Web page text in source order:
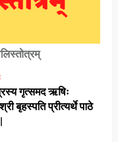
गृत्समद ऋषिः
बृहस्पति प्रीत्यर्थे पाठे